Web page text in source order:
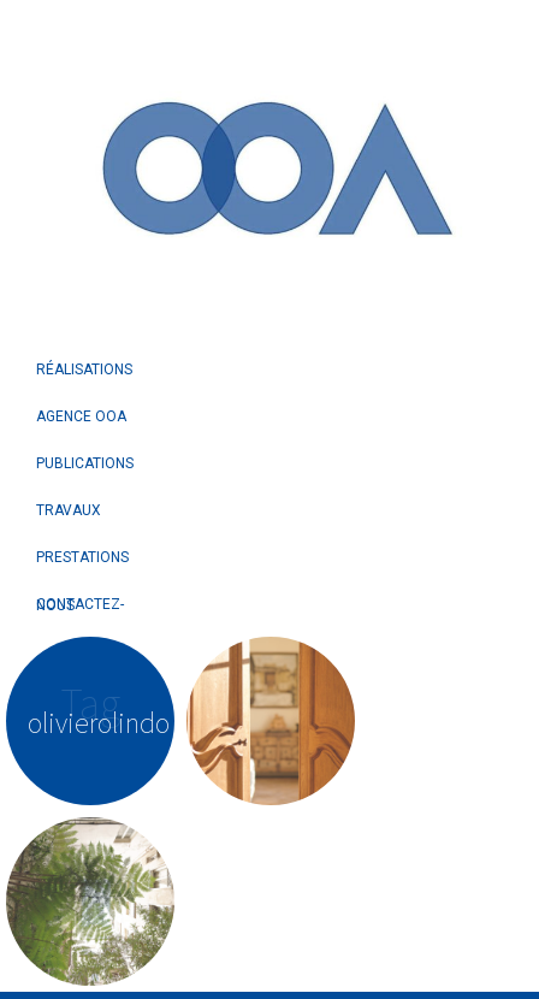
RÉALISATIONS
AGENCE OOA
PUBLICATIONS
TRAVAUX
PRESTATIONS
CONTACTEZ-NOUS
Tag
olivierolindo